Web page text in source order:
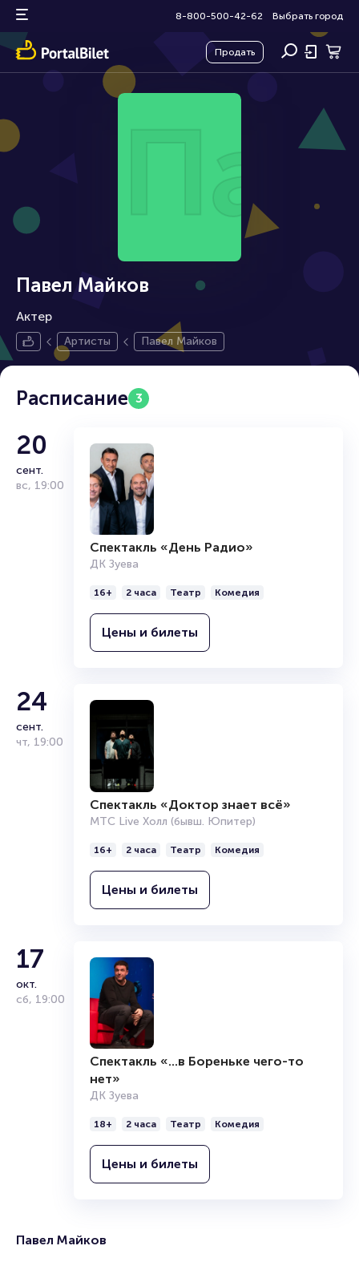
8-800-500-42-62 Выбрать город
Продать
Павел Майков
Актер
Артисты Павел Майков
Расписание 3
20
сент.
вс, 19:00
Спектакль «День Радио»
ДК Зуева
16+ 2 часа Театр Комедия
Цены и билеты
24
сент.
чт, 19:00
Спектакль «Доктор знает всё»
МТС Live Холл (бывш. Юпитер)
16+ 2 часа Театр Комедия
Цены и билеты
17
окт.
сб, 19:00
Спектакль «...в Бореньке чего-то
нет»
ДК Зуева
18+ 2 часа Театр Комедия
Цены и билеты
Павел Майков